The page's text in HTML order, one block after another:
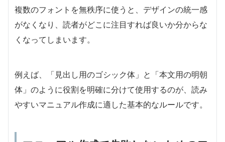
複数のフォントを無秩序に使うと、デザインの統一感
がなくなり、読者がどこに注目すれば良いか分からな
くなってしまいます。
例えば、「見出し用のゴシック体」と「本文用の明朝
体」のように役割を明確に分けて使用するのが、読み
やすいマニュアル作成に適した基本的なルールです。